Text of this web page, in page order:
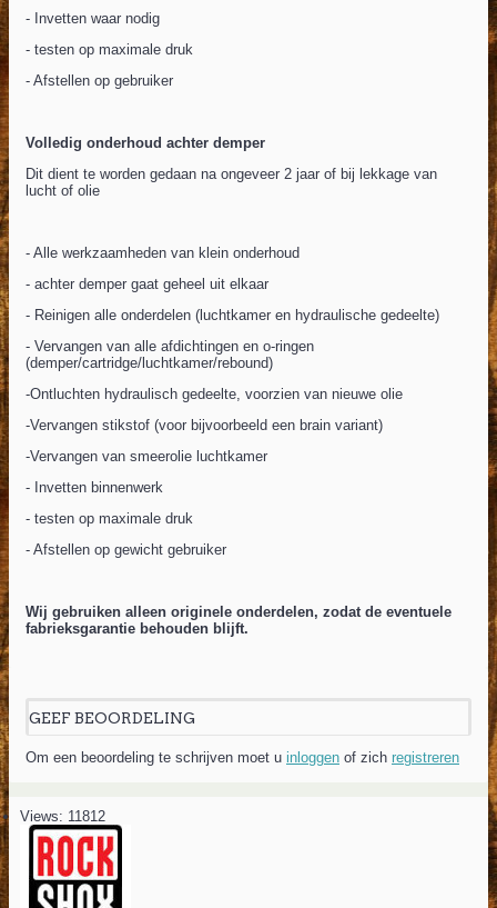
- Invetten waar nodig
- testen op maximale druk
- Afstellen op gebruiker
Volledig onderhoud achter demper
Dit dient te worden gedaan na ongeveer 2 jaar of bij lekkage van
lucht of olie
- Alle werkzaamheden van klein onderhoud
- achter demper gaat geheel uit elkaar
- Reinigen alle onderdelen (luchtkamer en hydraulische gedeelte)
- Vervangen van alle afdichtingen en o-ringen
(demper/cartridge/luchtkamer/rebound)
-Ontluchten hydraulisch gedeelte, voorzien van nieuwe olie
-Vervangen stikstof (voor bijvoorbeeld een brain variant)
-Vervangen van smeerolie luchtkamer
- Invetten binnenwerk
- testen op maximale druk
- Afstellen op gewicht gebruiker
Wij gebruiken alleen originele onderdelen, zodat de eventuele
fabrieksgarantie behouden blijft.
GEEF BEOORDELING
Om een beoordeling te schrijven moet u inloggen of zich registreren
Views: 11812